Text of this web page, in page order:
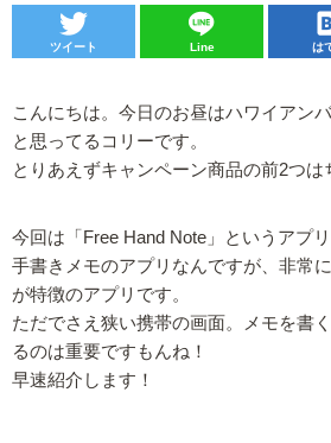
ツイート Line は
こんにちは。今日のお昼はハワイアン
と思ってるコリーです。
とりあえずキャンペーン商品の前2つは
今回は「Free Hand Note」というアプ
手書きメモのアプリなんですが、非常
が特徴のアプリです。
ただでさえ狭い携帯の画面。メモを書
るのは重要ですもんね！
早速紹介します！